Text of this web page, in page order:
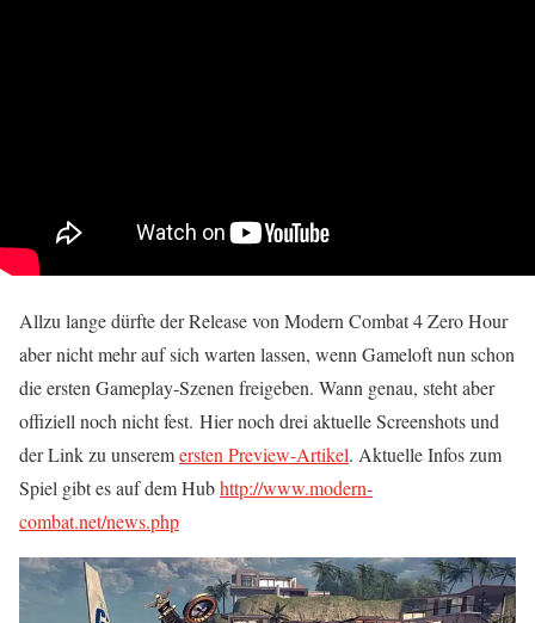
Allzu lange dürfte der Release von Modern Combat 4 Zero Hour
aber nicht mehr auf sich warten lassen, wenn Gameloft nun schon
die ersten Gameplay-Szenen freigeben. Wann genau, steht aber
offiziell noch nicht fest. Hier noch drei aktuelle Screenshots und
der Link zu unseremersten Preview-Artikel. Aktuelle Infos zum
Spiel gibt es auf dem Hubhttp://www.modern-
combat.net/news.php